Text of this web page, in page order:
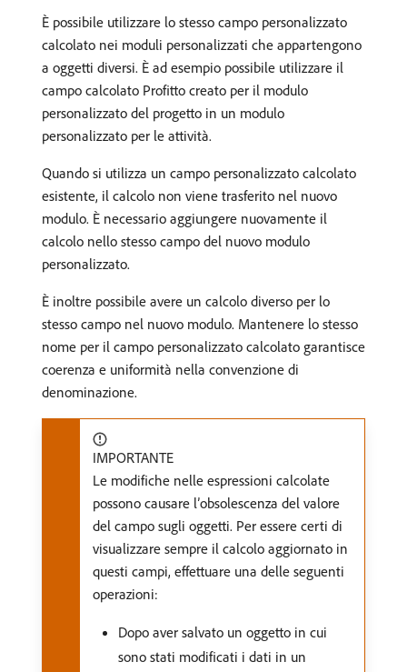
È possibile utilizzare lo stesso campo personalizzato
calcolato nei moduli personalizzati che appartengono
a oggetti diversi. È ad esempio possibile utilizzare il
campo calcolato Profitto creato per il modulo
personalizzato del progetto in un modulo
personalizzato per le attività.
Quando si utilizza un campo personalizzato calcolato
esistente, il calcolo non viene trasferito nel nuovo
modulo. È necessario aggiungere nuovamente il
calcolo nello stesso campo del nuovo modulo
personalizzato.
È inoltre possibile avere un calcolo diverso per lo
stesso campo nel nuovo modulo. Mantenere lo stesso
nome per il campo personalizzato calcolato garantisce
coerenza e uniformità nella convenzione di
denominazione.
IMPORTANTE
Le modifiche nelle espressioni calcolate
possono causare l’obsolescenza del valore
del campo sugli oggetti. Per essere certi di
visualizzare sempre il calcolo aggiornato in
questi campi, effettuare una delle seguenti
operazioni:
Dopo aver salvato un oggetto in cui
sono stati modificati i dati in un